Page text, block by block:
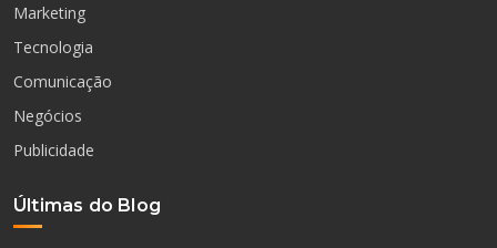
Marketing
Tecnologia
Comunicação
Negócios
Publicidade
Últimas do Blog